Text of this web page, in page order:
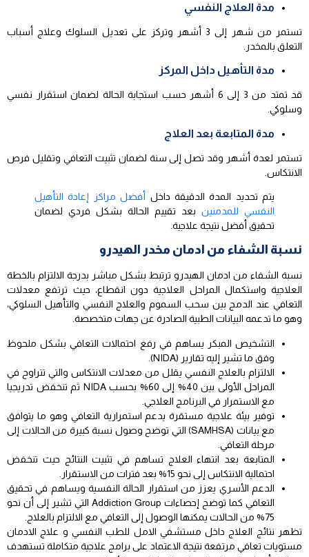
مدة العلاج النفسي
تستمر من شهر إلى 3 أشهر وتركز على تعديل السلوك وعلاج أسباب
التعلق بالمخدر.
مدة التأهيل داخل المركز
قد تمتد من 3 إلى 6 أشهر حسب استجابة الحالة لضمان استقرار نفسي
وسلوكي.
مدة المتابعة بعد العلاج
تستمر لعدة أشهر وقد تصل إلى سنة لضمان تثبيت التعافي وتقليل فرص
الانتكاس.
يتم تحديد المدة الدقيقة داخل أفضل مراكز إعادة التأهيل
النفسي للمدمنين بعد تقييم الحالة بشكل فردي لضمان
تحقيق أفضل نتيجة علاجية.
نسبة الشفاء من ادمان مخدر الهيدرو
نسبة الشفاء من ادمان الهيدرو ترتبط بشكل مباشر بدرجة الالتزام بالخطة
العلاجية واستكمال المراحل العلاجية دون انقطاع، حيث ترتفع معدلات
التعافي عند الدمج بين سحب السموم والعلاج النفسي والتأهيل السلوكي،
وهو ما تدعمه البيانات الطبية الصادرة عن جهات متخصصة.
التشخيص المبكر يساهم في رفع احتمالات التعافي بشكل ملحوظ
وفق ما تشير إليه تقارير (NIDA).
الالتزام بالعلاج النفسي يقلل من معدلات الانتكاس والتي تتراوح في
المراحل الأولى بين 40% إلى 60% بحسب NIDA ثم تنخفض تدريجيا
مع الاستمرار في البرنامج العلاجي.
توفير بيئة علاجية مستقرة يدعم استمرارية التعافي وهو ما يتوافق
مع بيانات (SAMHSA) التي توضح وصول نسبة كبيرة من الحالات إلى
مرحلة التعافي.
المتابعة بعد انتهاء العلاج تساهم في تثبيت النتائج حيث تنخفض
احتمالية الانتكاس إلى نحو 15% بعد فترات من الاستقرار.
الدعم الأسري يعزز من استقرار الحالة النفسية ويساهم في تحقيق
التعافي كما توضح إحصاءات Addiction Group التي تشير إلى أن نحو
75% من الحالات يمكنها الوصول إلى التعافي مع الالتزام بالعلاج.
تظهر نتائج العلاج داخل مستشفي الامل للطب النفسي و علاج الادمان
مستويات تعافي مرتفعة نتيجة الاعتماد على برامج علاجية متكاملة تستهدف